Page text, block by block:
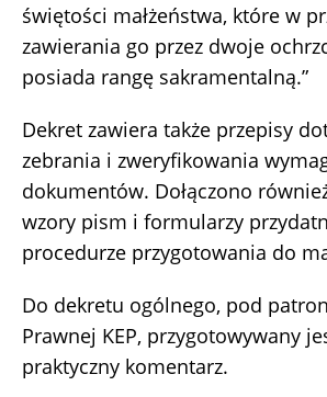
świętości małżeństwa, które w
zawierania go przez dwoje
posiada rangę sakramentalną.”
Dekret zawiera także przepisy
zebrania i zweryfikowania
dokumentów. Dołączono
wzory pism i formularzy
procedurze przygotowania do
Do dekretu ogólnego, pod
Prawnej KEP, przygotowywany
praktyczny komentarz.